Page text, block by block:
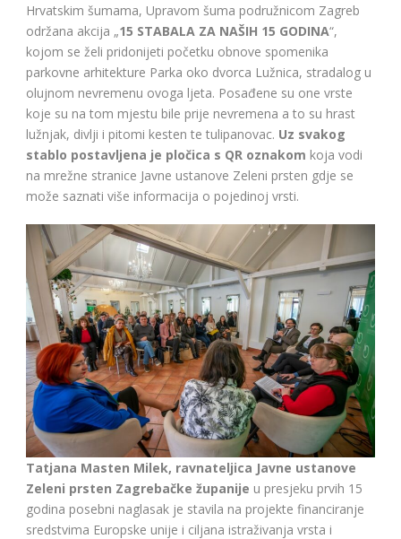
Hrvatskim šumama, Upravom šuma podružnicom Zagreb
održana akcija „15 STABALA ZA NAŠIH 15 GODINA“,
kojom se želi pridonijeti početku obnove spomenika
parkovne arhitekture Parka oko dvorca Lužnica, stradalog u
olujnom nevremenu ovoga ljeta. Posađene su one vrste
koje su na tom mjestu bile prije nevremena a to su hrast
lužnjak, divlji i pitomi kesten te tulipanovac. Uz svakog
stablo postavljena je pločica s QR oznakom koja vodi
na mrežne stranice Javne ustanove Zeleni prsten gdje se
može saznati više informacija o pojedinoj vrsti.
Tatjana Masten Milek, ravnateljica Javne ustanove
Zeleni prsten Zagrebačke županije u presjeku prvih 15
godina posebni naglasak je stavila na projekte financiranje
sredstvima Europske unije i ciljana istraživanja vrsta i